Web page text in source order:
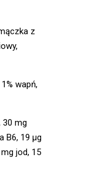
z
wapń,
30 mg
B6, 19 μg
jod, 15